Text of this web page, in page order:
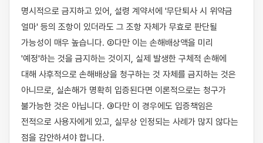
명시적으로 금지하고 있어, 설령 계약서에 '무단퇴사 시 위약금
얼마' 등의 조항이 있더라도 그 조항 자체가 무효로 판단될
가능성이 매우 높습니다. ②다만 이는 손해배상액을 미리
'예정'하는 것을 금지하는 것이지, 실제 발생한 구체적 손해에
대해 사후적으로 손해배상을 청구하는 것 자체를 금지하는 것은
아니므로, 실손해가 명확히 입증된다면 이론적으로는 청구가
불가능한 것은 아닙니다. ③다만 이 경우에도 입증책임은
전적으로 사용자에게 있고, 실무상 인정되는 사례가 많지 않다는
점을 감안하셔야 합니다.